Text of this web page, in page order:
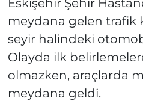
Eskişehir Şehir
meydana gelen trafik
seyir halindeki
Olayda ilk
olmazken, araçlarda
meydana geldi.